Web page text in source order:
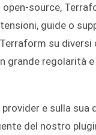
source,
guide o
su
grande regolarità
provider e sulla
del nostro